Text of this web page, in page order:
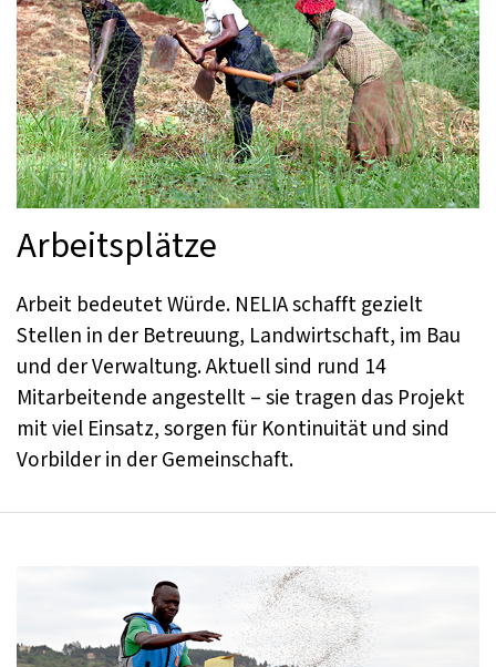
Arbeitsplätze
Arbeit bedeutet Würde. NELIA schafft gezielt
Stellen in der Betreuung, Landwirtschaft, im Bau
und der Verwaltung. Aktuell sind rund 14
Mitarbeitende angestellt – sie tragen das Projekt
mit viel Einsatz, sorgen für Kontinuität und sind
Vorbilder in der Gemeinschaft.